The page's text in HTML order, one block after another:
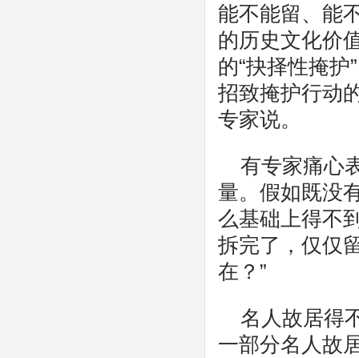
能不能留、能
的历史文化价
的“抉择性掩
招致掩护行动
专家说。
有专家痛心
量。假如既没
么基础上得不
拆完了，仅仅
在？”
名人故居得
一部分名人故